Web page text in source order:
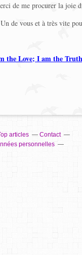
de me procurer la joie
de vous et à très vite
the Love; I am the
articles
Contact
personnelles